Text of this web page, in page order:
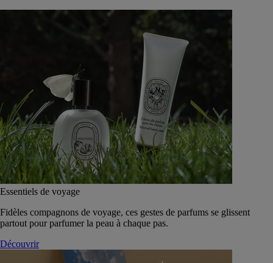
Essentiels de voyage
Fidèles compagnons de voyage, ces gestes de parfums se glissent
partout pour parfumer la peau à chaque pas.
Découvrir